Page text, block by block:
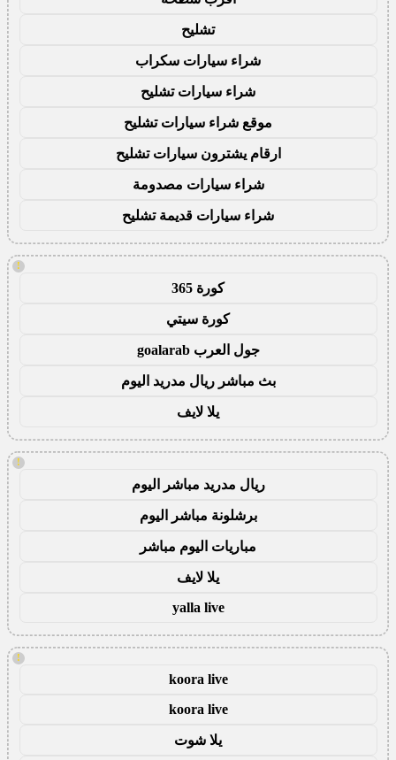
تشليح
شراء سيارات سكراب
شراء سيارات تشليح
موقع شراء سيارات تشليح
ارقام يشترون سيارات تشليح
شراء سيارات مصدومة
شراء سيارات قديمة تشليح
!
كورة 365
كورة سيتي
جول العرب goalarab
بث مباشر ريال مدريد اليوم
يلا لايف
!
ريال مدريد مباشر اليوم
برشلونة مباشر اليوم
مباريات اليوم مباشر
يلا لايف
yalla live
!
koora live
koora live
يلا شوت